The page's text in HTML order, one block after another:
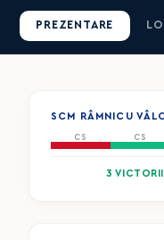
PREZENTARE
SCM RÂMNICU
CS CS
3 VICTORII